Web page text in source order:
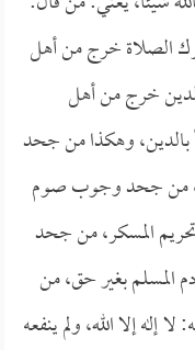
الصلاة خرج من أهل
خرج من أهل
بالدين، وهكذا من جحد
من جحد وجوب صوم
المسكر، من جحد
المسلم بغير حق، من
إله إلا الله، ولم ينفعه